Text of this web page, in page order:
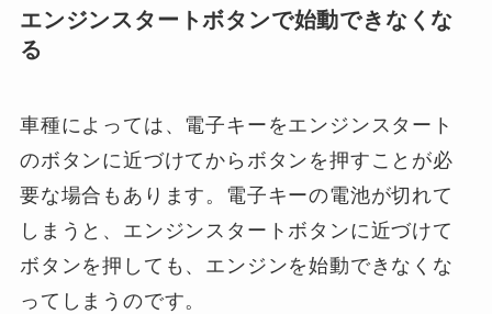
エンジンスタートボタンで始動できなくな
る
車種によっては、電子キーをエンジンスタート
のボタンに近づけてからボタンを押すことが必
要な場合もあります。電子キーの電池が切れて
しまうと、エンジンスタートボタンに近づけて
ボタンを押しても、エンジンを始動できなくな
ってしまうのです。